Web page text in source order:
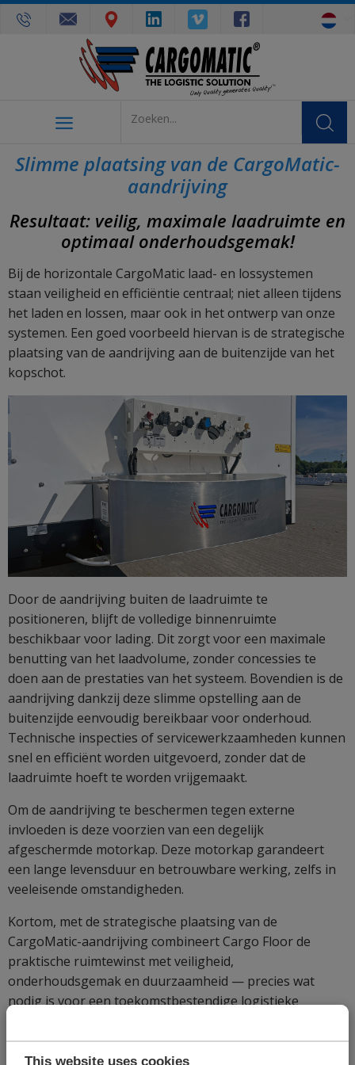
This website uses cookies
Slimme plaatsing van de CargoMatic-
aandrijving
Resultaat: veilig, maximale laadruimte en
optimaal onderhoudsgemak!
Bij de horizontale CargoMatic laad- en lossystemen
staan veiligheid en efficiëntie centraal; niet alleen tijdens
het laden en lossen, maar ook in het ontwerp van onze
systemen. Een goed voorbeeld hiervan is de strategische
plaatsing van de aandrijving aan de buitenzijde van het
kopschot.
Door de aandrijving buiten de laadruimte te
positioneren, blijft de volledige binnenruimte
beschikbaar voor lading. Dit zorgt voor een maximale
benutting van het laadvolume, zonder concessies te
doen aan de prestaties van het systeem. Bovendien is de
aandrijving dankzij deze slimme opstelling aan de
buitenzijde eenvoudig bereikbaar voor onderhoud.
Technische inspecties of servicewerkzaamheden kunnen
snel en efficiënt worden uitgevoerd, zonder dat de
laadruimte hoeft te worden vrijgemaakt.
Om de aandrijving te beschermen tegen externe
invloeden is deze voorzien van een degelijk
afgeschermde motorkap. Deze motorkap garandeert
een lange levensduur en betrouwbare werking, zelfs in
veeleisende omstandigheden.
Kortom, met de strategische plaatsing van de
CargoMatic-aandrijving combineert Cargo Floor de
praktische ruimtewinst met veiligheid,
onderhoudsgemak en duurzaamheid — precies wat
nodig is voor een toekomstbestendige logistieke